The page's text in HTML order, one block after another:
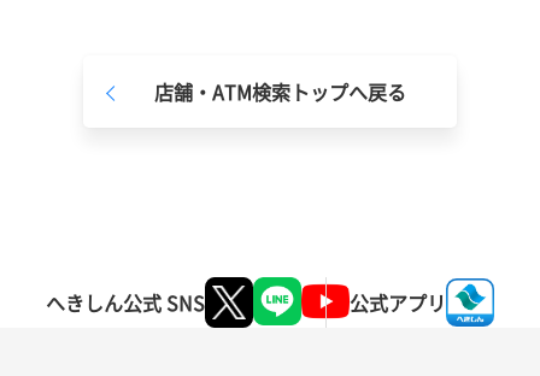
店舗・ATM検索トップへ戻る
へきしん公式 SNS 公式アプリ